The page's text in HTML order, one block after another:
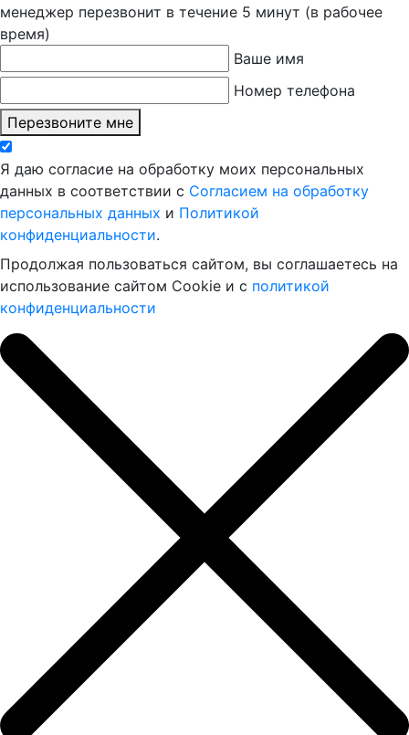
менеджер перезвонит в течение 5 минут (в рабочее
время)
Ваше имя
Номер телефона
Перезвоните мне
Я даю согласие на обработку моих персональных
данных в соответствии с Согласием на обработку
персональных данных и Политикой
конфиденциальности.
Продолжая пользоваться сайтом, вы соглашаетесь на
использование сайтом Cookie и с политикой
конфиденциальности